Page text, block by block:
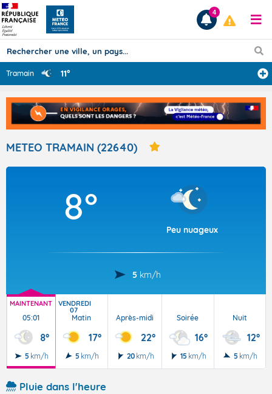
Prévisions
TOUS LES RÉSULTATS
Articles
4
Tramain 11°
METEO TRAMAIN (22640)
8°
Peu nuageux
5 km/h
MAINTENANT
05:01
8°
5 km/h
VENDREDI
07
Matin
17°
5 km/h
Après-midi
22°
20 km/h
Soirée
16°
15 km/h
Nuit
12°
5 km/h
Pluie dans l'heure